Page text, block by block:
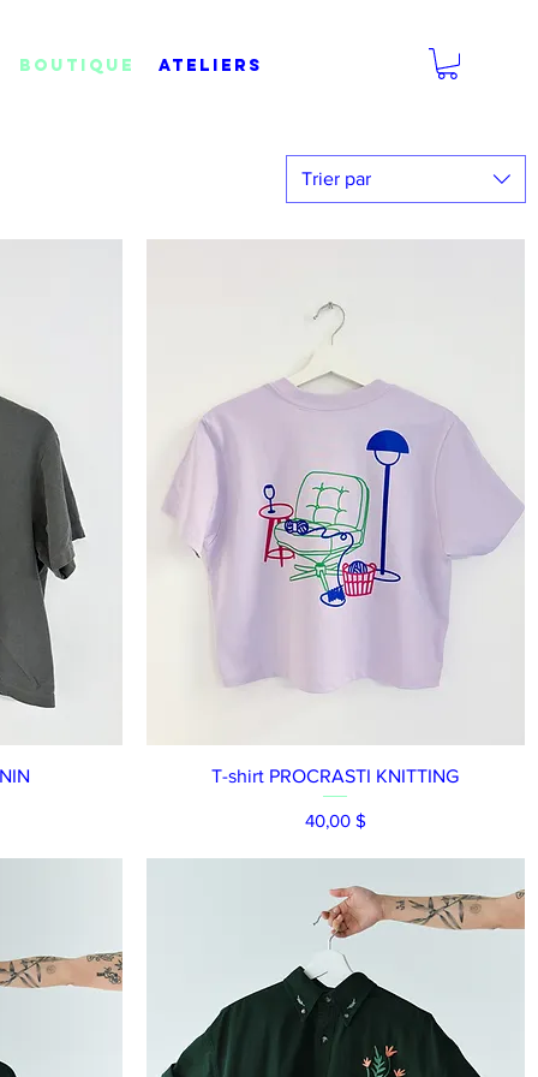
BOUTIQUE Ateliers
Trier par
Aperçu rapide
T-shirt PROCRASTI KNITTING
Prix
40,00 $